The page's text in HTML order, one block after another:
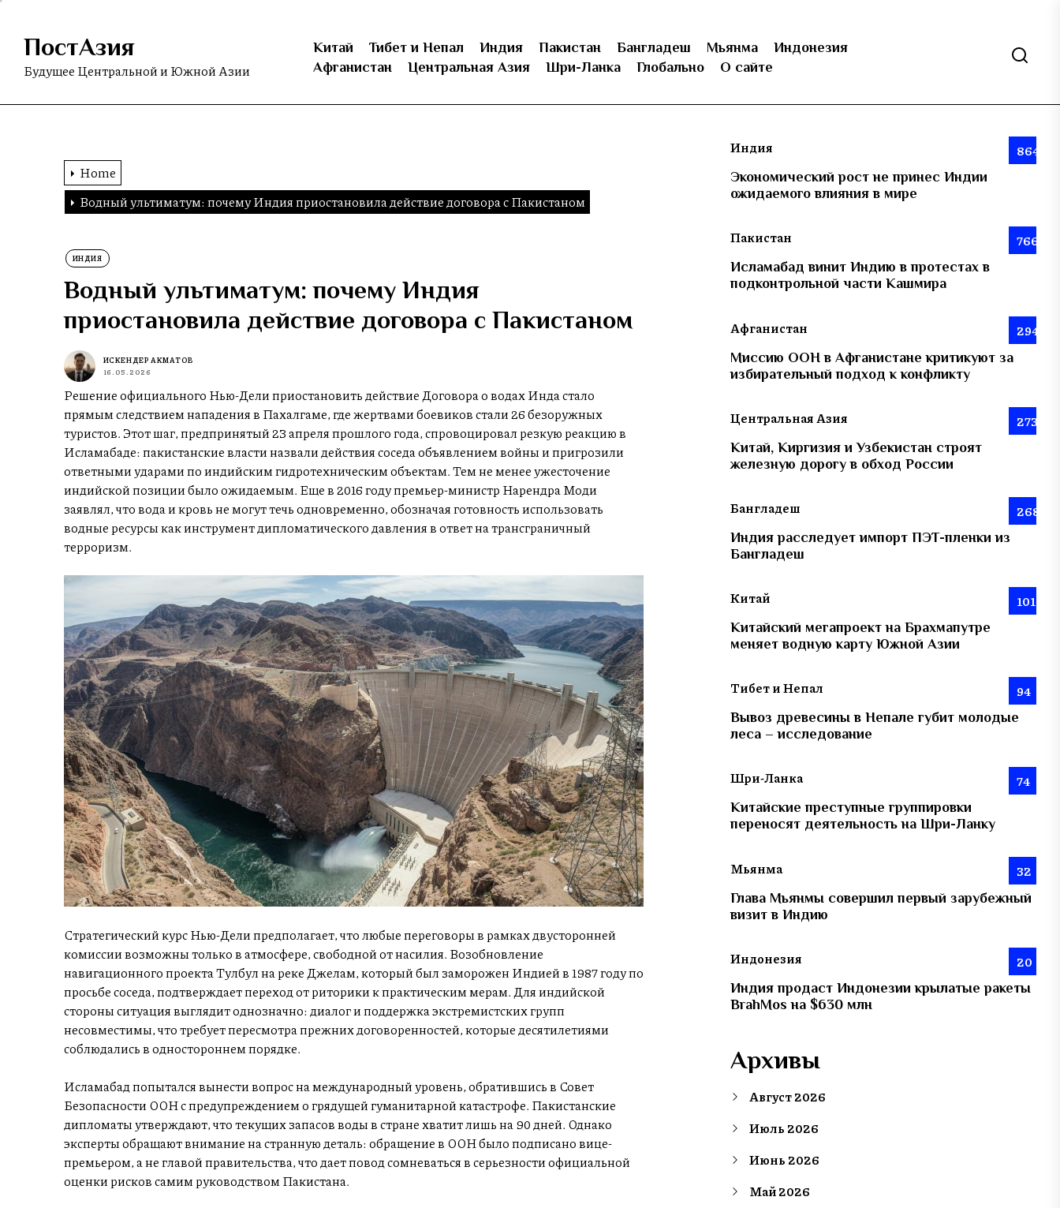
Skip
content
ПостАзия
Будущее Центральной и Южной Азии
Китай Тибет и Непал Индия Пакистан Бангладеш Мьянма
Индонезия
Афганистан
Центральная Азия Шри-Ланка Глобально О сайте
Home
Водный ультиматум: почему Индия приостановила действие договора с Пакистаном
ИНДИЯ
Водный ультиматум: почему Индия
приостановила действие договора с Пакистаном
ИСКЕНДЕР АКМАТОВ
16.05.2026
Решение официального Нью-Дели приостановить действие Договора о водах Инда стало
прямым следствием нападения в Пахалгаме, где жертвами боевиков стали 26 безоружных
туристов. Этот шаг, предпринятый 23 апреля прошлого года, спровоцировал резкую реакцию в
Исламабаде: пакистанские власти назвали действия соседа объявлением войны и пригрозили
ответными ударами по индийским гидротехническим объектам. Тем не менее ужесточение
индийской позиции было ожидаемым. Еще в 2016 году премьер-министр Нарендра Моди
заявлял, что вода и кровь не могут течь одновременно, обозначая готовность использовать
водные ресурсы как инструмент дипломатического давления в ответ на трансграничный
терроризм.
Стратегический курс Нью-Дели предполагает, что любые переговоры в рамках двусторонней
комиссии возможны только в атмосфере, свободной от насилия. Возобновление
навигационного проекта Тулбул на реке Джелам, который был заморожен Индией в 1987 году по
просьбе соседа, подтверждает переход от риторики к практическим мерам. Для индийской
стороны ситуация выглядит однозначно: диалог и поддержка экстремистских групп
несовместимы, что требует пересмотра прежних договоренностей, которые десятилетиями
соблюдались в одностороннем порядке.
Исламабад попытался вынести вопрос на международный уровень, обратившись в Совет
Безопасности ООН с предупреждением о грядущей гуманитарной катастрофе. Пакистанские
дипломаты утверждают, что текущих запасов воды в стране хватит лишь на 90 дней. Однако
эксперты обращают внимание на странную деталь: обращение в ООН было подписано вице-
премьером, а не главой правительства, что дает повод сомневаться в серьезности официальной
оценки рисков самим руководством Пакистана.
Индия 864
Экономический рост не принес Индии
ожидаемого влияния в мире
Пакистан 766
Исламабад винит Индию в протестах в
подконтрольной части Кашмира
Афганистан 294
Миссию ООН в Афганистане критикуют за
избирательный подход к конфликту
Центральная Азия 273
Китай, Киргизия и Узбекистан строят
железную дорогу в обход России
Бангладеш 268
Индия расследует импорт ПЭТ-пленки из
Бангладеш
Китай 101
Китайский мегапроект на Брахмапутре
меняет водную карту Южной Азии
Тибет и Непал 94
Вывоз древесины в Непале губит молодые
леса – исследование
Шри-Ланка 74
Китайские преступные группировки
переносят деятельность на Шри-Ланку
Мьянма 32
Глава Мьянмы совершил первый зарубежный
визит в Индию
Индонезия 20
Индия продаст Индонезии крылатые ракеты
BrahMos на $630 млн
Архивы
Август 2026
Июль 2026
Июнь 2026
Май 2026